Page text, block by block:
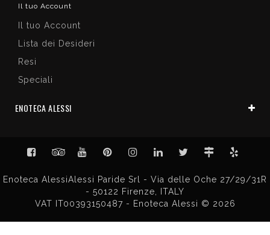
Il tuo Account
Il tuo Account
Lista dei Desideri
Resi
Speciali
ENOTECA ALESSI
Enoteca AlessiAlessi Paride Srl - Via delle Oche 27/29/31R
- 50122 Firenze, ITALY
VAT IT00393150487 - Enoteca Alessi © 2026